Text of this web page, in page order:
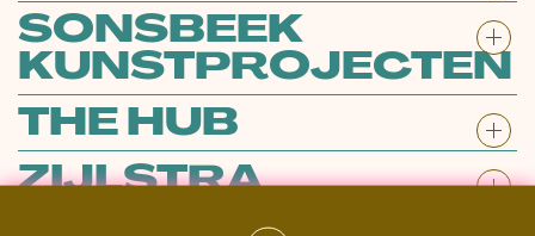
SONSBEEK
KUNSTPROJECTEN
THE HUB
ZIJLSTRA